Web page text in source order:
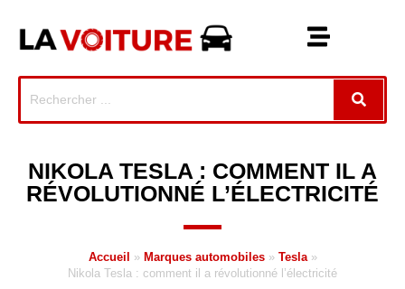
NIKOLA TESLA : COMMENT IL A
RÉVOLUTIONNÉ L’ÉLECTRICITÉ
Accueil » Marques automobiles » Tesla »
Nikola Tesla : comment il a révolutionné l’électricité